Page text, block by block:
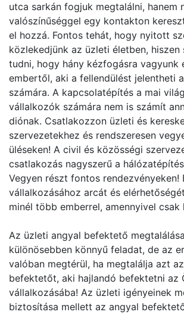
utca sarkán fogjuk megtalálni, hanem
valószínűséggel egy kontakton
el hozzá. Fontos tehát, hogy nyitott
közlekedjünk az üzleti életben, hiszen
tudni, hogy hány kézfogásra vagyunk
embertől, aki a fellendülést jelentheti
számára. A kapcsolatépítés a mai
vállalkozók számára nem is számít
diónak. Csatlakozzon üzleti és
szervezetekhez és rendszeresen
üléseken! A civil és közösségi
csatlakozás nagyszerű a
Vegyen részt fontos rendezvényeken!
vállalkozásához arcát és
minél több emberrel, amennyivel csak
Az üzleti angyal befektető
különösebben könnyű feladat, de az
valóban megtérül, ha megtalálja azt
befektetőt, aki hajlandó befektetni az
vállalkozásába! Az üzleti igényeinek
biztosítása mellett az angyal